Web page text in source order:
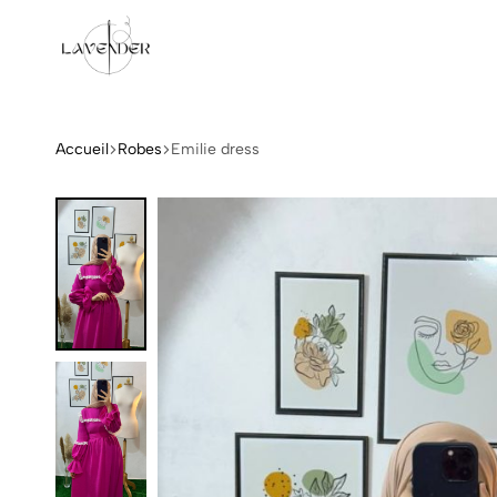
Accueil Robes Emilie dress